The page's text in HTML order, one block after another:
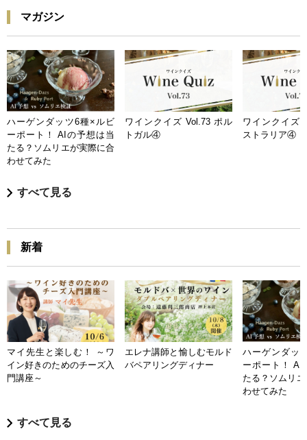
マガジン
ハーゲンダッツ6種×ルビ
ーポート！ AIの予想は当
たる？ソムリエが実際に合
わせてみた
ワインクイズ Vol.73 ポル
トガル④
ワインクイズ
ストラリア④
すべて見る
新着
マイ先生と楽しむ！ ～ワ
イン好きのためのチーズ入
門講座～
エレナ講師と愉しむモルド
バペアリングディナー
ハーゲンダッ
ーポート！ AI
たる？ソムリ
わせてみた
すべて見る